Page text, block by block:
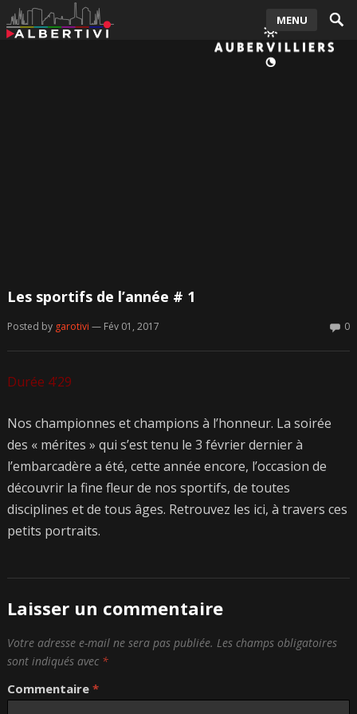
MENU
Les sportifs de l’année # 1
Posted by garotivi — Fév 01, 2017 0
Durée 4’29
Nos championnes et champions à l’honneur. La soirée
des « mérites » qui s’est tenu le 3 février dernier à
l’embarcadère a été, cette année encore, l’occasion de
découvrir la fine fleur de nos sportifs, de toutes
disciplines et de tous âges. Retrouvez les ici, à travers ces
petits portraits.
Laisser un commentaire
Votre adresse e-mail ne sera pas publiée. Les champs obligatoires
sont indiqués avec *
Commentaire *